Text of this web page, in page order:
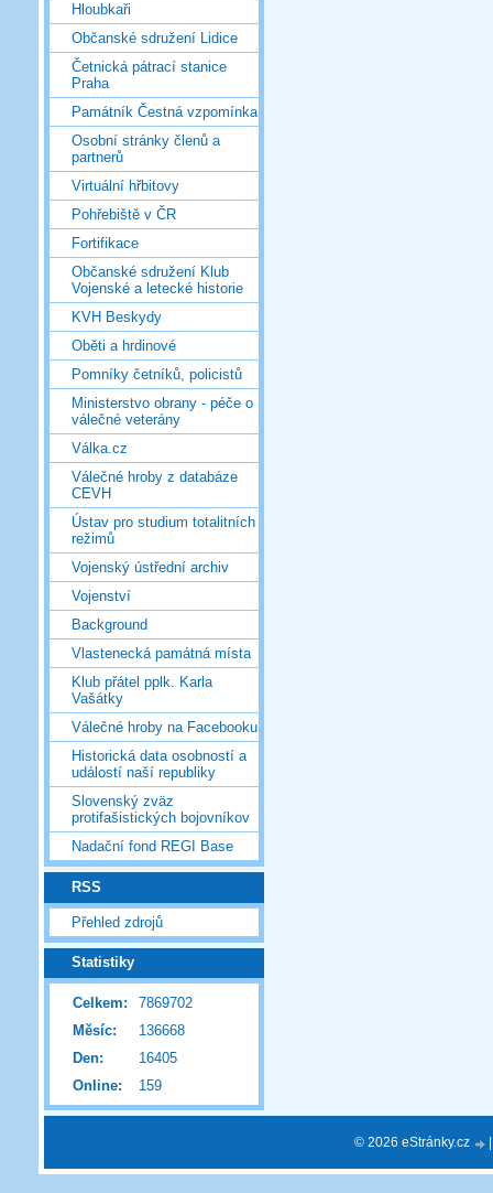
Hloubkaři
Občanské sdružení Lidice
Četnická pátrací stanice
Praha
Památník Čestná vzpomínka
Osobní stránky členů a
partnerů
Virtuální hřbitovy
Pohřebiště v ČR
Fortifikace
Občanské sdružení Klub
Vojenské a letecké historie
KVH Beskydy
Oběti a hrdinové
Pomníky četníků, policistů
Ministerstvo obrany - péče o
válečné veterány
Válka.cz
Válečné hroby z databáze
CEVH
Ústav pro studium totalitních
režimů
Vojenský ústřední archiv
Vojenství
Background
Vlastenecká památná místa
Klub přátel pplk. Karla
Vašátky
Válečné hroby na Facebooku
Historická data osobností a
událostí naší republiky
Slovenský zväz
protifašistických bojovníkov
Nadační fond REGI Base
RSS
Přehled zdrojů
Statistiky
Online: 159
Celkem:
7869702
Měsíc:
136668
Den:
16405
© 2026 eStránky.cz